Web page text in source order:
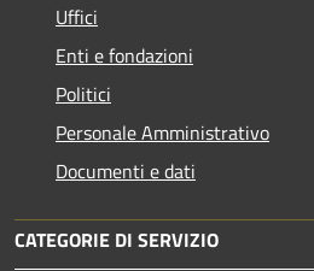
Uffici
Enti e fondazioni
Politici
Personale Amministrativo
Documenti e dati
CATEGORIE DI SERVIZIO